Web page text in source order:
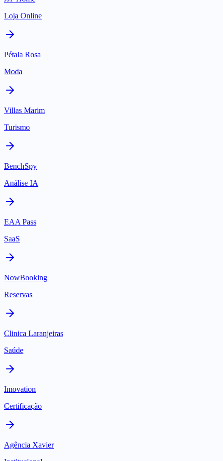
Loja Online
Pétala Rosa
Moda
Villas Marim
Turismo
BenchSpy
Análise IA
EAA Pass
SaaS
NowBooking
Reservas
Clinica Laranjeiras
Saúde
Imovation
Certificação
Agência Xavier